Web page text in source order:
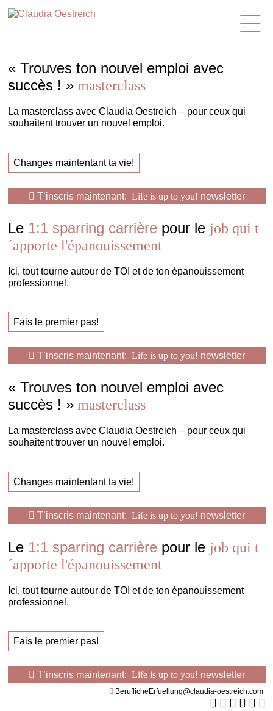
fr
« Trouves ton nouvel emploi avec
succès ! »masterclass
La masterclass avec Claudia Oestreich – pour ceux qui
souhaitent trouver un nouvel emploi.
Changes maintentant ta vie!
T’inscris maintenant: Life is up to you! newsletter
Le 1:1 sparring carrièrepour le job qui t
´apporte l'épanouissement
Ici, tout tourne autour de TOI et de ton épanouissement
professionnel.
Fais le premier pas!
T’inscris maintenant: Life is up to you! newsletter
« Trouves ton nouvel emploi avec
succès ! »masterclass
La masterclass avec Claudia Oestreich – pour ceux qui
souhaitent trouver un nouvel emploi.
Changes maintentant ta vie!
T’inscris maintenant: Life is up to you! newsletter
Le 1:1 sparring carrièrepour le job qui t
´apporte l'épanouissement
Ici, tout tourne autour de TOI et de ton épanouissement
professionnel.
Fais le premier pas!
T’inscris maintenant: Life is up to you! newsletter
BeruflicheErfuellung@claudia-oestreich.com